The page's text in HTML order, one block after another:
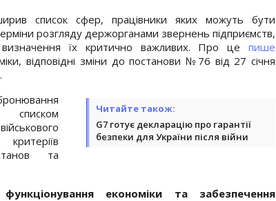
список сфер, працівники яких можуть бути
розгляду держорганами звернень підприємств,
їх критично важливих. Про це пише
відповідні зміни до постанови №76 від 27 січня
Читайте також:
G7 готує декларацію про гарантії
безпеки для України після війни
списком
та
економіки та забезпечення